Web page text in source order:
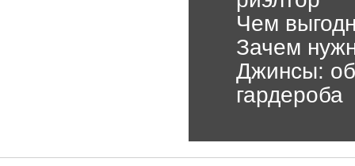
Чем
Зачем
Джинсы:
гардероба